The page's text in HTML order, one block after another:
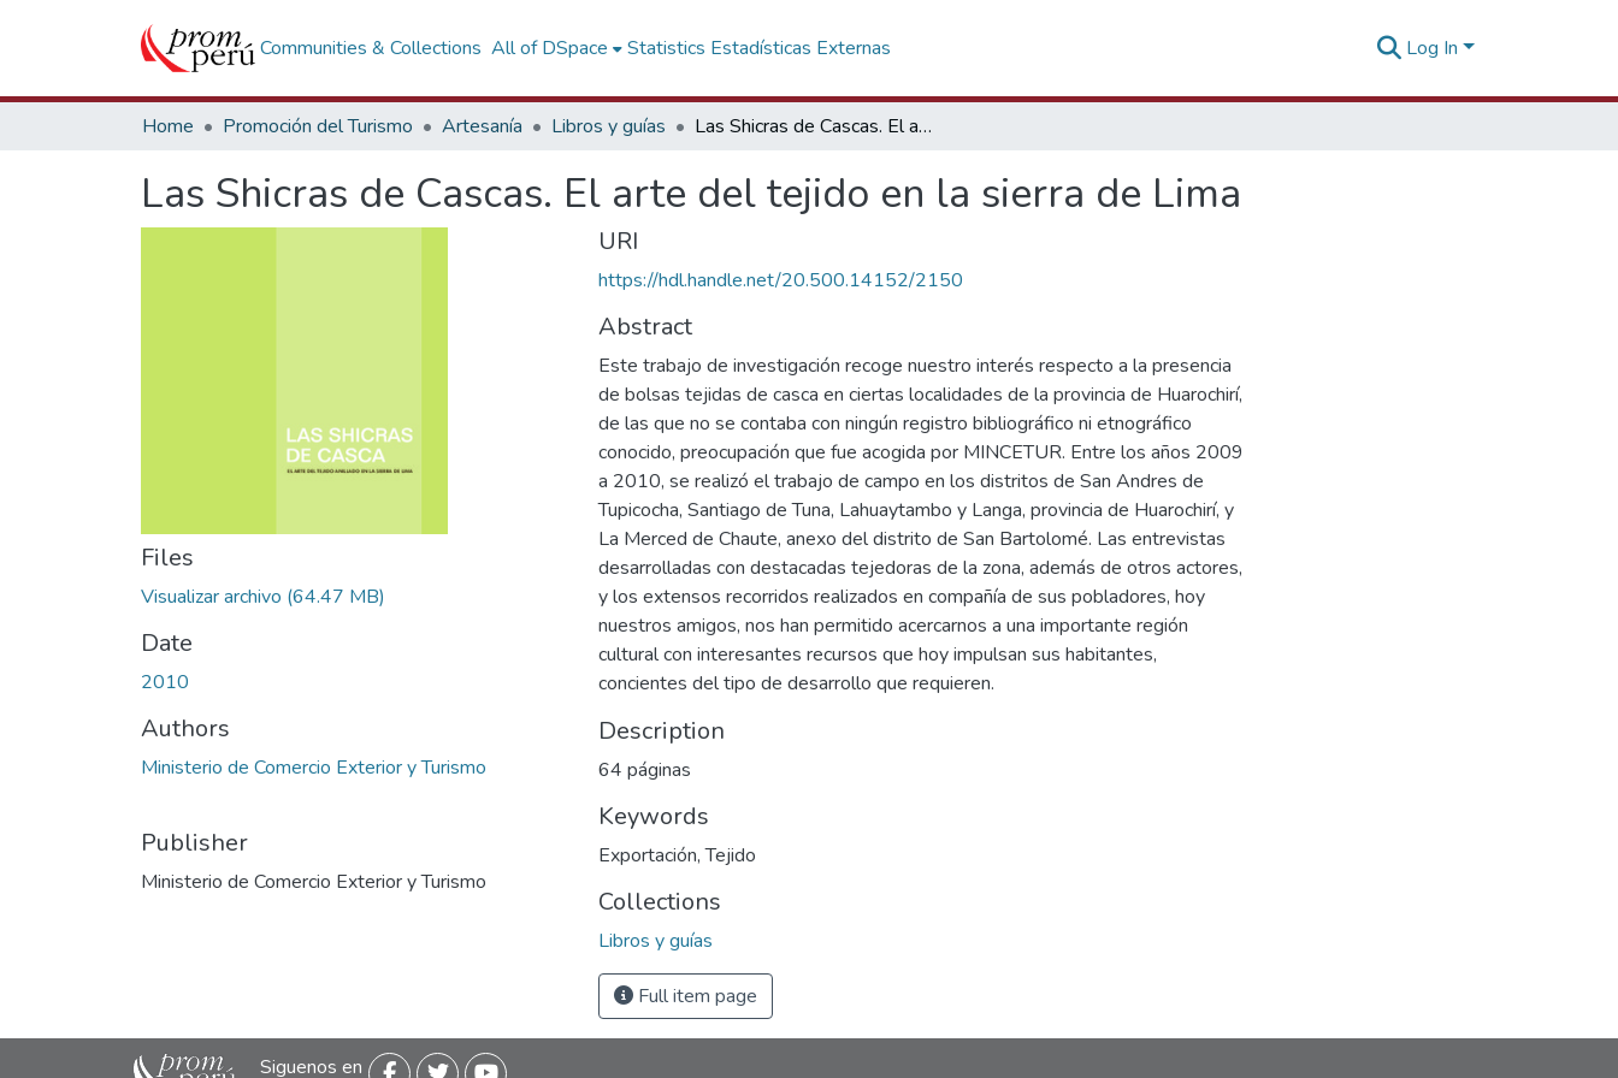
Communities & Collections All of DSpace Statistics Estadísticas Externas Log In
Home Promoción del Turismo Artesanía Libros y guías Las Shicras de Cascas. El arte del tejido en la sierra de Lima
Las Shicras de Cascas. El arte del tejido en la sierra de Lima
Files
Visualizar archivo (64.47 MB)
Date
2010
Authors
Ministerio de Comercio Exterior y Turismo
Publisher
Ministerio de Comercio Exterior y Turismo
URI
https://hdl.handle.net/20.500.14152/2150
Abstract
Este trabajo de investigación recoge nuestro interés respecto a la presencia
de bolsas tejidas de casca en ciertas localidades de la provincia de Huarochirí,
de las que no se contaba con ningún registro bibliográfico ni etnográfico
conocido, preocupación que fue acogida por MINCETUR. Entre los años 2009
a 2010, se realizó el trabajo de campo en los distritos de San Andres de
Tupicocha, Santiago de Tuna, Lahuaytambo y Langa, provincia de Huarochirí, y
La Merced de Chaute, anexo del distrito de San Bartolomé. Las entrevistas
desarrolladas con destacadas tejedoras de la zona, además de otros actores,
y los extensos recorridos realizados en compañía de sus pobladores, hoy
nuestros amigos, nos han permitido acercarnos a una importante región
cultural con interesantes recursos que hoy impulsan sus habitantes,
concientes del tipo de desarrollo que requieren.
Description
64 páginas
Keywords
Exportación,Tejido
Collections
Libros y guías
Full item page
Siguenos en